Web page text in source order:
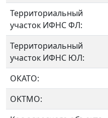
Территориальный
участок ИФНС ФЛ:
Территориальный
участок ИФНС ЮЛ:
ОКАТО:
OKTMO: